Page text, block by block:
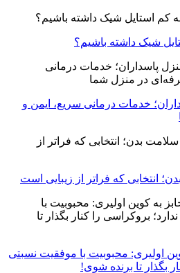
شیک داشته باشیم؟
خدمات درمانی سریع، ایمن و
انتخابی که فراتر از زیبایی است
اولیری: محبوبیت با موفقیت نسبتی
بگذار تا برنده شوی!